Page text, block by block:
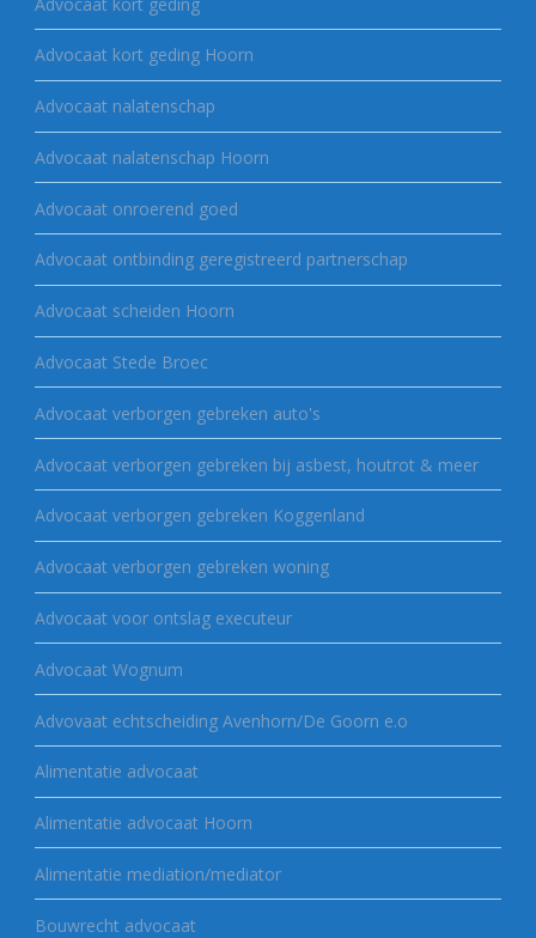
Advocaat kort geding Hoorn
Advocaat nalatenschap
Advocaat nalatenschap Hoorn
Advocaat onroerend goed
Advocaat ontbinding geregistreerd partnerschap
Advocaat scheiden Hoorn
Advocaat Stede Broec
Advocaat verborgen gebreken auto's
Advocaat verborgen gebreken bij asbest, houtrot & meer
Advocaat verborgen gebreken Koggenland
Advocaat verborgen gebreken woning
Advocaat voor ontslag executeur
Advocaat Wognum
Advovaat echtscheiding Avenhorn/De Goorn e.o
Alimentatie advocaat
Alimentatie advocaat Hoorn
Alimentatie mediation/mediator
Bouwrecht advocaat